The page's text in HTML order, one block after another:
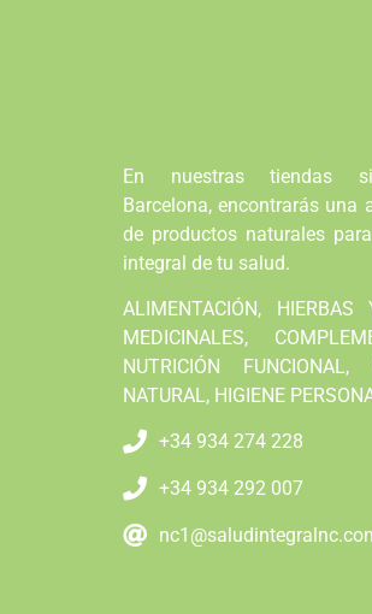
En nuestras tiendas
Barcelona, encontrarás una
de productos naturales
integral de tu salud.
ALIMENTACIÓN, HIERBAS
MEDICINALES,
NUTRICIÓN FUNCIONAL,
NATURAL, HIGIENE
+34 934 274 228
+34 934 292 007